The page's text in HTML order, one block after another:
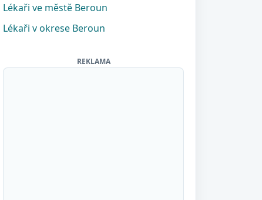
Lékaři ve městě Beroun
Lékaři v okrese Beroun
REKLAMA